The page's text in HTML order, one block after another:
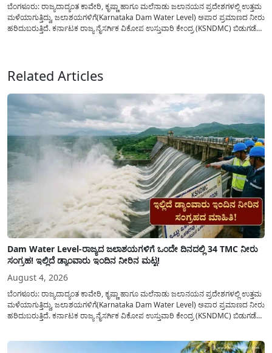
ಬೆಂಗಳೂರು: ರಾಜ್ಯದಾದ್ಯಂತ ಕಾವೇರಿ, ಕೃಷ್ಣಾ ಹಾಗೂ ಮಲೆನಾಡು ಜಲಾನಯನ ಪ್ರದೇಶಗಳಲ್ಲಿ ಉತ್ತಮ
ಮಳೆಯಾಗುತ್ತಿದ್ದು, ಜಲಾಶಯಗಳಿಗೆ(Karnataka Dam Water Level) ಅಪಾರ ಪ್ರಮಾಣದ ನೀರು
ಹರಿದುಬರುತ್ತಿದೆ. ಕರ್ನಾಟಕ ರಾಜ್ಯ ನೈಸರ್ಗಿಕ ವಿಕೋಪ ಉಸ್ತುವಾರಿ ಕೇಂದ್ರ (KSNDMC) ಬಿಡುಗಡೆ
Related Articles
Dam Water Level-ರಾಜ್ಯದ ಜಲಾಶಯಗಳಿಗೆ ಒಂದೇ ದಿನದಲ್ಲಿ 34 TMC ನೀರು
ಸಂಗ್ರಹ! ಇಲ್ಲಿದೆ ಡ್ಯಾಂವಾರು ಇಂದಿನ ನೀರಿನ ಮಟ್ಟ!
August 4, 2026
ಬೆಂಗಳೂರು: ರಾಜ್ಯದಾದ್ಯಂತ ಕಾವೇರಿ, ಕೃಷ್ಣಾ ಹಾಗೂ ಮಲೆನಾಡು ಜಲಾನಯನ ಪ್ರದೇಶಗಳಲ್ಲಿ ಉತ್ತಮ
ಮಳೆಯಾಗುತ್ತಿದ್ದು, ಜಲಾಶಯಗಳಿಗೆ(Karnataka Dam Water Level) ಅಪಾರ ಪ್ರಮಾಣದ ನೀರು
ಹರಿದುಬರುತ್ತಿದೆ. ಕರ್ನಾಟಕ ರಾಜ್ಯ ನೈಸರ್ಗಿಕ ವಿಕೋಪ ಉಸ್ತುವಾರಿ ಕೇಂದ್ರ (KSNDMC) ಬಿಡುಗಡೆ